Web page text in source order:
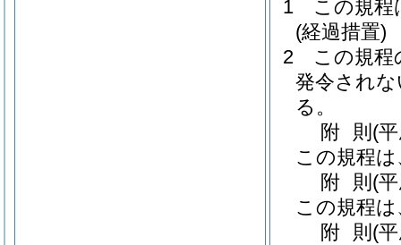
1
この規程
(経過措置)
2
この規程
発令され
る。
附 則 (
この規程
附 則 (
この規程
附 則 (